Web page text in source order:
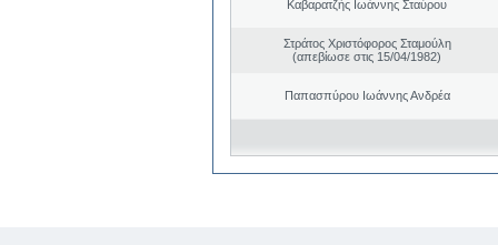
Καβαρατζής Ιωάννης Σταύρου
Στράτος Χριστόφορος Σταμούλη
(απεβίωσε στις 15/04/1982)
Παπασπύρου Ιωάννης Ανδρέα